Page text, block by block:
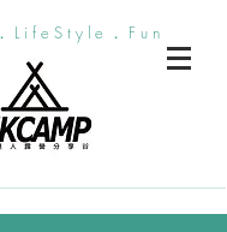
LifeStyle．Fun